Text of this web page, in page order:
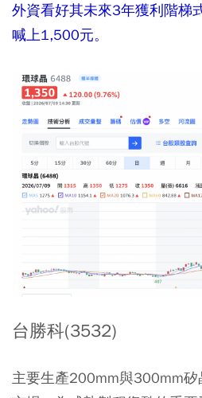
外資看好其未來3年獲利階梯
喊上1,500元。
台勝科(3532)
主要生產200mm與300mm